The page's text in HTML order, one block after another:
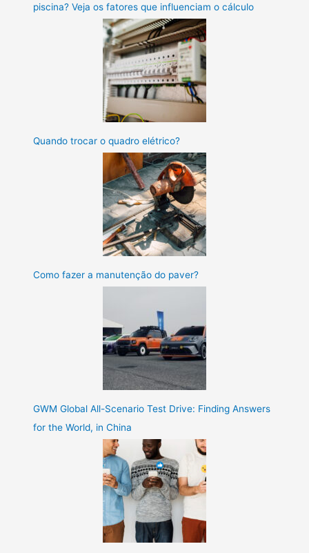
piscina? Veja os fatores que influenciam o cálculo
Quando trocar o quadro elétrico?
Como fazer a manutenção do paver?
GWM Global All-Scenario Test Drive: Finding Answers
for the World, in China